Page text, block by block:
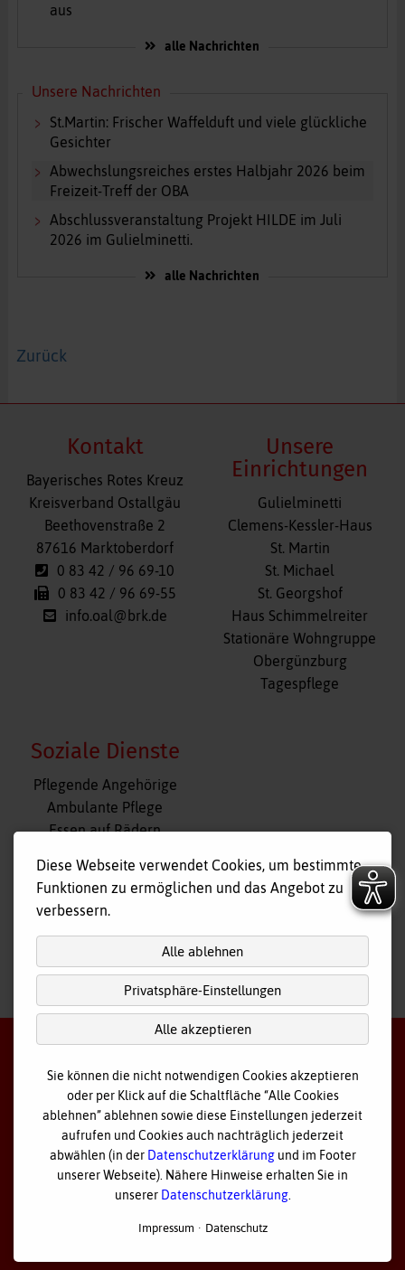
aus
alle Nachrichten
Unsere Nachrichten
St.Martin: Frischer Waffelduft und viele glückliche
Gesichter
Abwechslungsreiches erstes Halbjahr 2026 beim
Freizeit-Treff der OBA
Abschlussveranstaltung Projekt HILDE im Juli
2026 im Gulielminetti.
alle Nachrichten
Zurück
Kontakt
Bayerisches Rotes Kreuz
Kreisverband Ostallgäu
Beethovenstraße 2
87616 Marktoberdorf
0 83 42 / 96 69-10
0 83 42 / 96 69-55
info.oal@brk.de
Unsere
Einrichtungen
Navigation
überspringen
Gulielminetti
Clemens-Kessler-Haus
St. Martin
St. Michael
St. Georgshof
Haus Schimmelreiter
Stationäre Wohngruppe
Obergünzburg
Tagespflege
Soziale Dienste
Navigation
überspringen
Pflegende Angehörige
Ambulante Pflege
Essen auf Rädern
Tagespflege
Hausnotruf
nach oben
2026 Bayerisches Rotes Kreuz - Kreisverband Ostallgäu
Datenschutz
Cookie Einstellungen
Diese Webseite verwendet Cookies, um bestimmte
Funktionen zu ermöglichen und das Angebot zu
verbessern.
Alle ablehnen
Privatsphäre-Einstellungen
Alle akzeptieren
Sie können die nicht notwendigen Cookies akzeptieren
oder per Klick auf die Schaltfläche “Alle Cookies
ablehnen” ablehnen sowie diese Einstellungen jederzeit
aufrufen und Cookies auch nachträglich jederzeit
abwählen (in der Datenschutzerklärungund im Footer
unserer Webseite). Nähere Hinweise erhalten Sie in
unserer Datenschutzerklärung.
Impressum Datenschutz